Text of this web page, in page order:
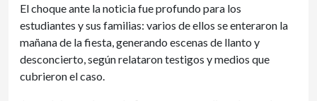
El choque ante la noticia fue profundo para los
estudiantes y sus familias: varios de ellos se enteraron la
mañana de la fiesta, generando escenas de llanto y
desconcierto, según relataron testigos y medios que
cubrieron el caso.